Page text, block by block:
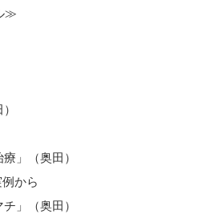
≫
」（奥田）
から
」（奥田）